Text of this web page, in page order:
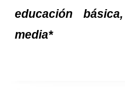
educación
media*